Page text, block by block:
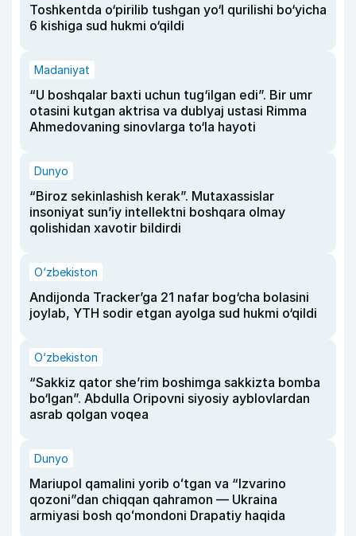
Toshkentda o‘pirilib tushgan yo‘l qurilishi bo‘yicha
6 kishiga sud hukmi o‘qildi
Madaniyat
“U boshqalar baxti uchun tug‘ilgan edi”. Bir umr
otasini kutgan aktrisa va dublyaj ustasi Rimma
Ahmedovaning sinovlarga to‘la hayoti
Dunyo
“Biroz sekinlashish kerak”. Mutaxassislar
insoniyat sun’iy intellektni boshqara olmay
qolishidan xavotir bildirdi
O‘zbekiston
Andijonda Tracker’ga 21 nafar bog‘cha bolasini
joylab, YTH sodir etgan ayolga sud hukmi o‘qildi
O‘zbekiston
“Sakkiz qator she’rim boshimga sakkizta bomba
bo‘lgan”. Abdulla Oripovni siyosiy ayblovlardan
asrab qolgan voqea
Dunyo
Mariupol qamalini yorib oʻtgan va “Izvarino
qozoni”dan chiqqan qahramon — Ukraina
armiyasi bosh qoʻmondoni Drapatiy haqida